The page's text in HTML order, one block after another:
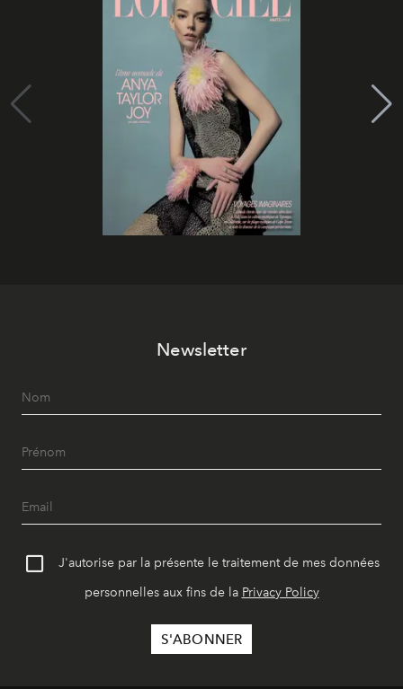
Newsletter
J'autorise par la présente le traitement de mes données
personnelles aux fins de la Privacy Policy